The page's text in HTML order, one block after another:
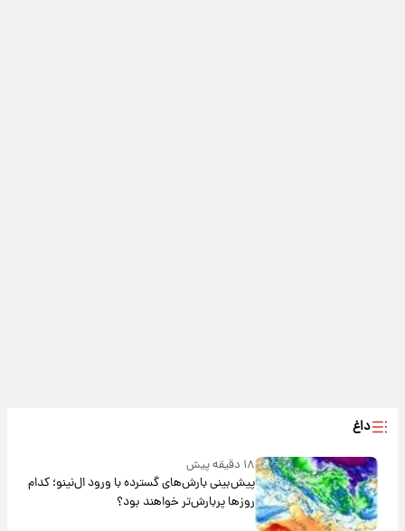
داغ
۱۸ دقیقه پیش
پیش‌بینی بارش‌های گسترده با ورود ال‌نینو؛ کدام
روزها پربارش‌تر خواهند بود؟